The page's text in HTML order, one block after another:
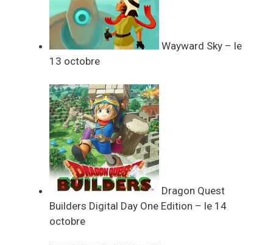
Wayward Sky – le
13 octobre
Dragon Quest
Builders Digital Day One Edition – le 14
octobre